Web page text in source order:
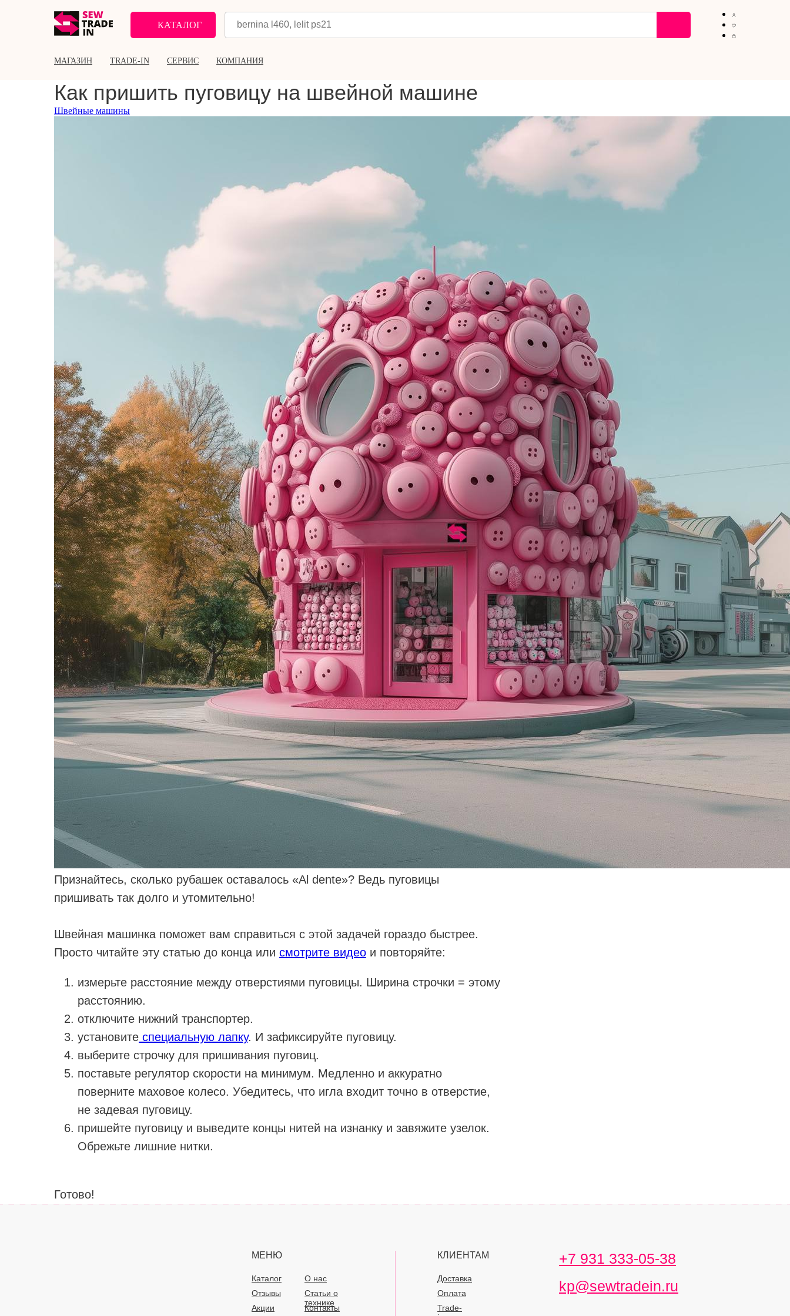
КАТАЛОГ
МАГАЗИН TRADE-IN СЕРВИС КОМПАНИЯ
Как пришить пуговицу на швейной машине
Швейные машины
Признайтесь, сколько рубашек оставалось «Al dente»? Ведь пуговицы
пришивать так долго и утомительно!
Швейная машинка поможет вам справиться с этой задачей гораздо быстрее.
Просто читайте эту статью до конца или смотрите видео и повторяйте:
измерьте расстояние между отверстиями пуговицы. Ширина строчки = этому
расстоянию. ⠀
отключите нижний транспортер. ⠀
установите специальную лапку. И зафиксируйте пуговицу. ⠀
выберите строчку для пришивания пуговиц. ⠀
поставьте регулятор скорости на минимум. Медленно и аккуратно
поверните маховое колесо. Убедитесь, что игла входит точно в отверстие,
не задевая пуговицу. ⠀
пришейте пуговицу и выведите концы нитей на изнанку и завяжите узелок.
Обрежьте лишние нитки. ⠀
Готово! ⠀
МЕНЮ КЛИЕНТАМ
Каталог О нас
Доставка
Статьи о
технике
Оплата
Отзывы
Акции
Контакты
Trade-
+7 931 333-05-38
kp@sewtradein.ru